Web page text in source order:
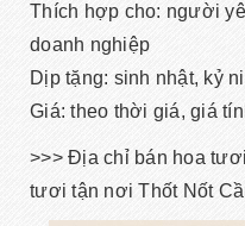
Thích hợp cho: người
doanh nghiệp
Dịp tặng: sinh nhật, kỷ
Giá: theo thời giá, giá
>>> Địa chỉ bán hoa
tươi tận nơi Thốt Nốt